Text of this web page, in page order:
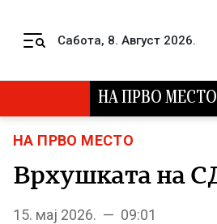
Сабота, 8. Август 2026.
НА ПРВО МЕСТО
НА ПРВО МЕСТО
Врхушката на
15. мај 2026. — 09:01